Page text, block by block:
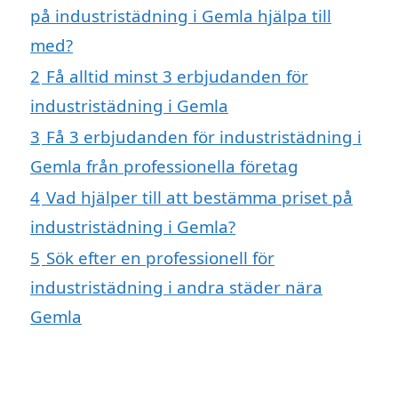
på industristädning i Gemla hjälpa till
med?
2 Få alltid minst 3 erbjudanden för
industristädning i Gemla
3 Få 3 erbjudanden för industristädning i
Gemla från professionella företag
4 Vad hjälper till att bestämma priset på
industristädning i Gemla?
5 Sök efter en professionell för
industristädning i andra städer nära
Gemla